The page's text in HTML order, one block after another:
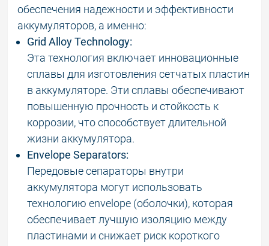
обеспечения надежности и эффективности
аккумуляторов, а именно:
Grid Alloy Technology:
Эта технология включает инновационные
сплавы для изготовления сетчатых пластин
в аккумуляторе. Эти сплавы обеспечивают
повышенную прочность и стойкость к
коррозии, что способствует длительной
жизни аккумулятора.
Envelope Separators:
Передовые сепараторы внутри
аккумулятора могут использовать
технологию envelope (оболочки), которая
обеспечивает лучшую изоляцию между
пластинами и снижает риск короткого